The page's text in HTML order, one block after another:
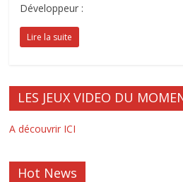
Développeur :
Lire la suite
LES JEUX VIDEO DU
A découvrir ICI
Hot News